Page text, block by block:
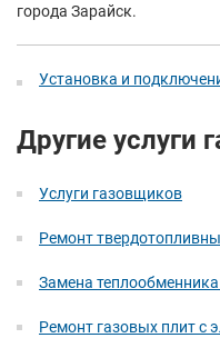
города Зарайск.
Установка и
Другие услуги
Услуги газовщиков
Ремонт
Замена
Ремонт газовых плит с